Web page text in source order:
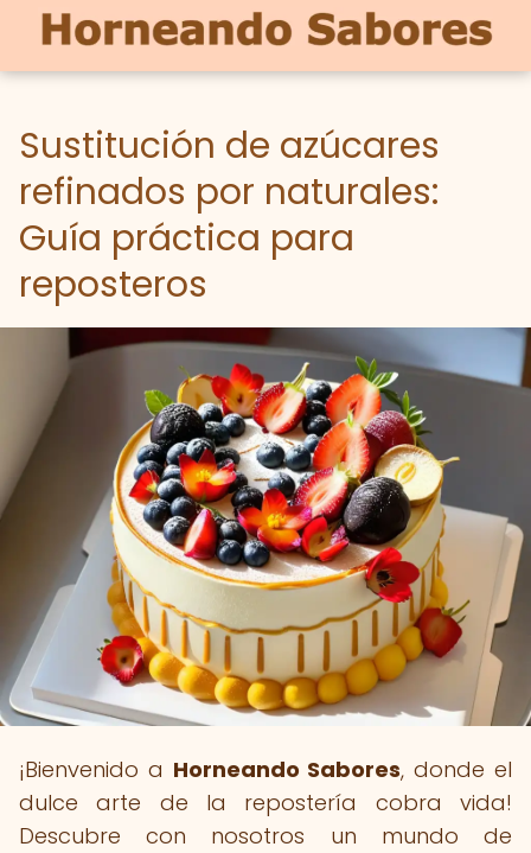
Sustitución de azúcares
refinados por naturales:
Guía práctica para
reposteros
¡Bienvenido a Horneando Sabores, donde el
dulce arte de la repostería cobra vida!
Descubre con nosotros un mundo de